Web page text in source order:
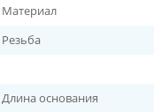
Материал
Резьба
Длина основания